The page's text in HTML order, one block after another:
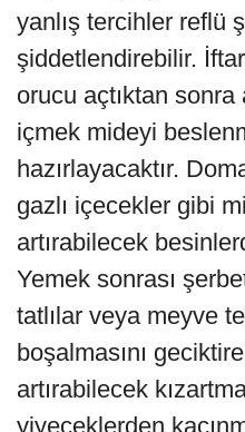
yanlış tercihler reflü
şiddetlendirebilir.
orucu açtıktan sonra
içmek mideyi
hazırlayacaktır.
gazlı içecekler gibi
artırabilecek
Yemek sonrası
tatlılar veya meyve
boşalmasını
artırabilecek
yiyeceklerden